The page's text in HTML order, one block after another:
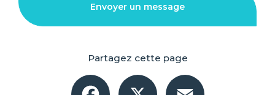
Envoyer un message
Partagez cette page
Facebook